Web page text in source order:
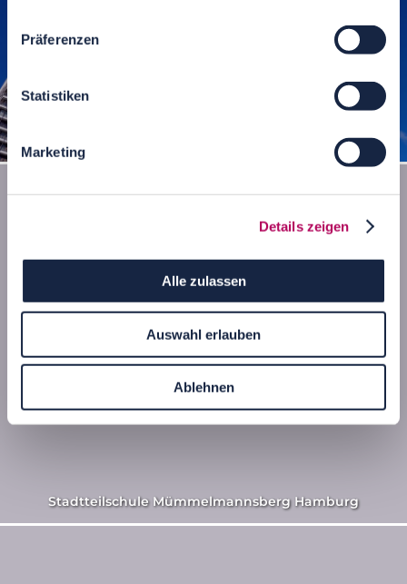
Präferenzen
Statistiken
Marketing
Details zeigen
Alle zulassen
Auswahl erlauben
Ablehnen
Stadtteilschule Mümmelmannsberg Hamburg